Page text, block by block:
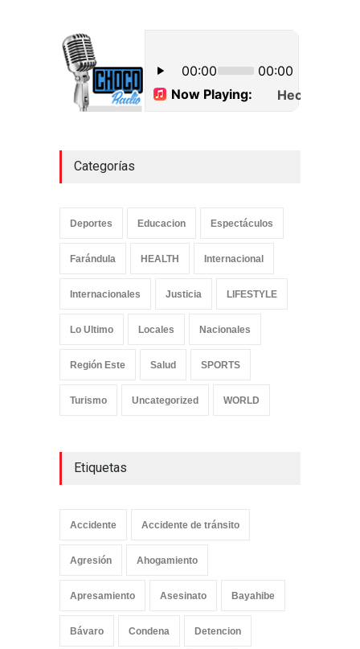
Categorías
Deportes Educacion Espectáculos
Farándula HEALTH Internacional
Internacionales Justicia LIFESTYLE
Lo Ultimo Locales Nacionales
Región Este Salud SPORTS
Turismo Uncategorized WORLD
Etiquetas
Accidente Accidente de tránsito
Agresión Ahogamiento
Apresamiento Asesinato Bayahibe
Bávaro Condena Detencion